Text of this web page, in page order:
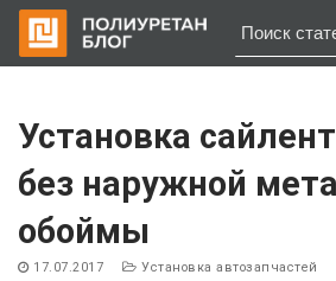
содержимому
Установка
без наружной
обоймы
17.07.2017 Установка автозапчастей